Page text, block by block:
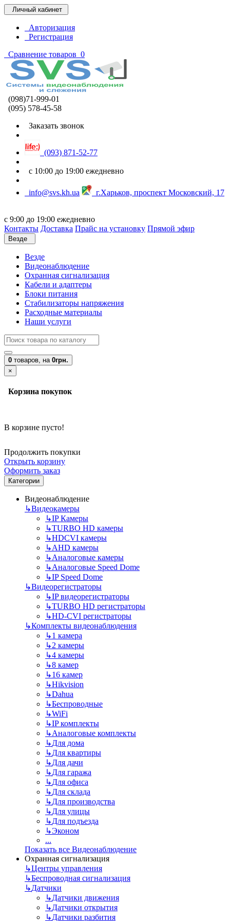
Личный кабинет
Авторизация
Регистрация
Сравнение товаров 0
(098)71-999-01
(095) 578-45-58
Заказать звонок
(093) 871-52-77
с 10:00 до 19:00 ежедневно
info@svs.kh.ua г.Харьков, проспект Московский, 17
с 9:00 до 19:00 ежедневно
Контакты Доставка Прайс на установку Прямой эфир
Везде
Везде
Видеонаблюдение
Охранная сигнализация
Кабели и адаптеры
Блоки питания
Стабилизаторы напряжения
Расходные материалы
Наши услуги
0 товаров, на 0грн.
×
Корзина покупок
В корзине пусто!
Продолжить покупки
Открыть корзину
Оформить заказ
Категории
Видеонаблюдение
↳Видеокамеры
↳IP Камеры
↳TURBO HD камеры
↳HDCVI камеры
↳AHD камеры
↳Аналоговые камеры
↳Аналоговые Speed Dome
↳IP Speed Dome
↳Видеорегистраторы
↳IP видеорегистраторы
↳TURBO HD регистраторы
↳HD-CVI регистраторы
↳Комплекты видеонаблюдения
↳1 камера
↳2 камеры
↳4 камеры
↳8 камер
↳16 камер
↳Hikvision
↳Dahua
↳Беспроводные
↳WiFi
↳IP комплекты
↳Аналоговые комплекты
↳Для дома
↳Для квартиры
↳Для дачи
↳Для гаража
↳Для офиса
↳Для склада
↳Для производства
↳Для улицы
↳Для подъезда
↳Эконом
...
Показать все Видеонаблюдение
Охранная сигнализация
↳Центры управления
↳Беспроводная сигнализация
↳Датчики
↳Датчики движения
↳Датчики открытия
↳Датчики разбития